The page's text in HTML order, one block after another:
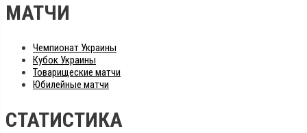
МАТЧИ
Чемпионат Украины
Кубок Украины
Товарищеские матчи
Юбилейные матчи
СТАТИСТИКА